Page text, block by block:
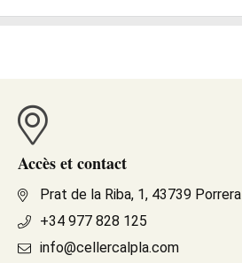
Accès et contact
Prat de la Riba, 1, 43739 Porrera
+34 977 828 125
info@cellercalpla.com